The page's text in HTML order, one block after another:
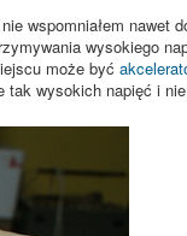
wspomniałem nawet
wysokiego
może być
wysokich napięć i